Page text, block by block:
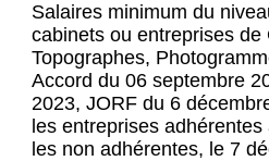
Salaires minimum du
cabinets ou entreprises
Topographes,
Accord du 06 septembre
2023, JORF du 6
les entreprises
les non adhérentes, le 7